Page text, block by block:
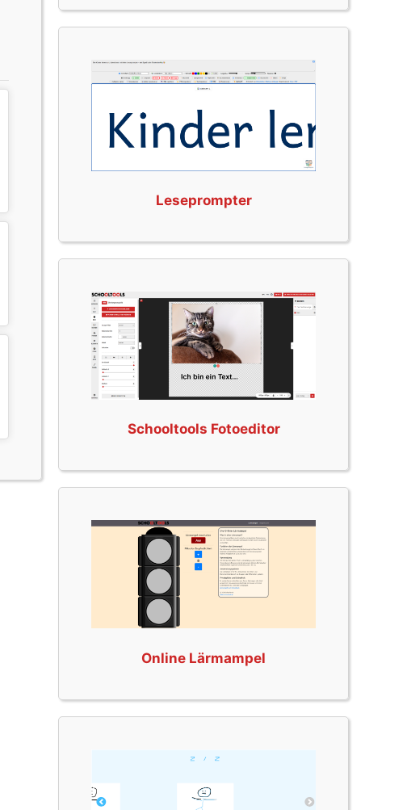
Leseprompter
Schooltools Fotoeditor
Online Lärmampel